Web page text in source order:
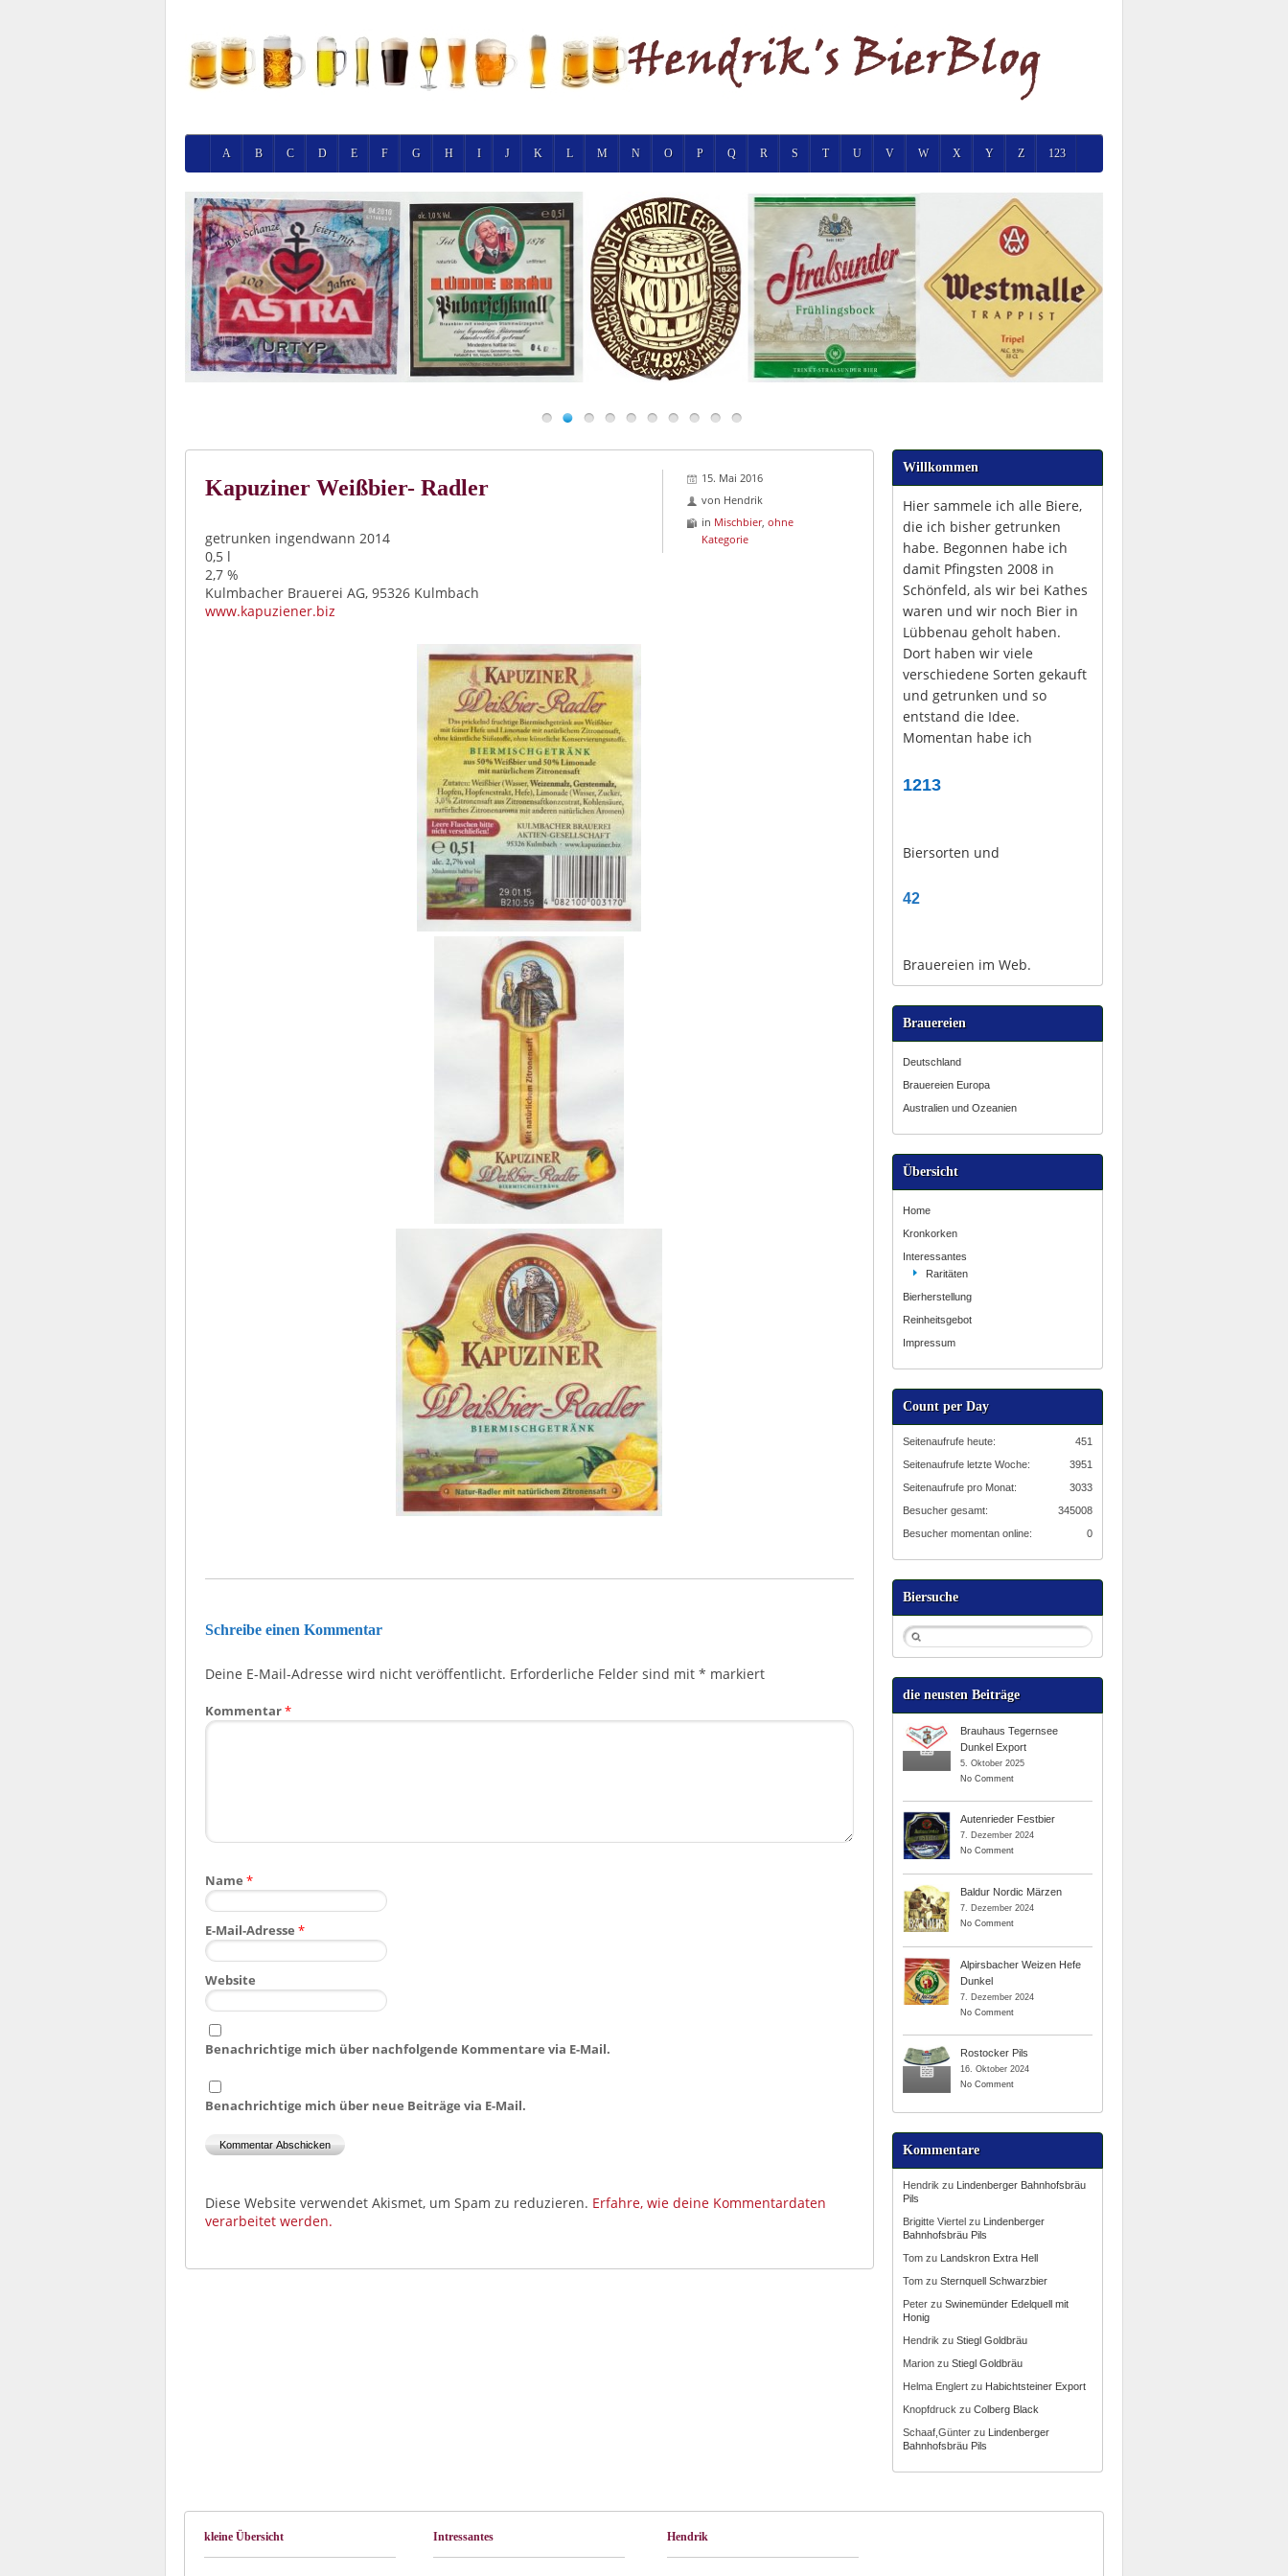
A B C D E F G H I J K L M N O P Q R S T U V W X Y Z 123
15. Mai 2016
von Hendrik
in Mischbier, ohne
Kategorie
Kapuziner Weißbier- Radler
getrunken ingendwann 2014
0,5 l
2,7 %
Kulmbacher Brauerei AG, 95326 Kulmbach
www.kapuziener.biz
Schreibe einen Kommentar
Deine E-Mail-Adresse wird nicht veröffentlicht. Erforderliche Felder sind mit * markiert
Kommentar*
Name *
E-Mail-Adresse *
Website
Benachrichtige mich über nachfolgende Kommentare via E-Mail.
Benachrichtige mich über neue Beiträge via E-Mail.
Diese Website verwendet Akismet, um Spam zu reduzieren. Erfahre, wie deine Kommentardaten
verarbeitet werden.
Willkommen
Hier sammele ich alle Biere,
die ich bisher getrunken
habe. Begonnen habe ich
damit Pfingsten 2008 in
Schönfeld, als wir bei Kathes
waren und wir noch Bier in
Lübbenau geholt haben.
Dort haben wir viele
verschiedene Sorten gekauft
und getrunken und so
entstand die Idee.
Momentan habe ich
1213
Biersorten und
42
Brauereien im Web.
Brauereien
Deutschland
Brauereien Europa
Australien und Ozeanien
Übersicht
Home
Kronkorken
Interessantes
Raritäten
Bierherstellung
Reinheitsgebot
Impressum
Count per Day
451
Seitenaufrufe heute:
3951
Seitenaufrufe letzte Woche:
3033
Seitenaufrufe pro Monat:
345008
Besucher gesamt:
0
Besucher momentan online:
Biersuche
die neusten Beiträge
Brauhaus Tegernsee
Dunkel Export
5. Oktober 2025
No Comment
Autenrieder Festbier
7. Dezember 2024
No Comment
Baldur Nordic Märzen
7. Dezember 2024
No Comment
Alpirsbacher Weizen Hefe
Dunkel
7. Dezember 2024
No Comment
Rostocker Pils
16. Oktober 2024
No Comment
Kommentare
Hendrik zu Lindenberger Bahnhofsbräu
Pils
Brigitte Viertel zu Lindenberger
Bahnhofsbräu Pils
Tom zu Landskron Extra Hell
Tom zuSternquell Schwarzbier
Peter zuSwinemünder Edelquell mit
Honig
Hendrik zuStiegl Goldbräu
Marion zuStiegl Goldbräu
Helma Englert zu Habichtsteiner Export
Knopfdruck zuColberg Black
Schaaf,Günter zu Lindenberger
Bahnhofsbräu Pils
kleine Übersicht Intressantes Hendrik